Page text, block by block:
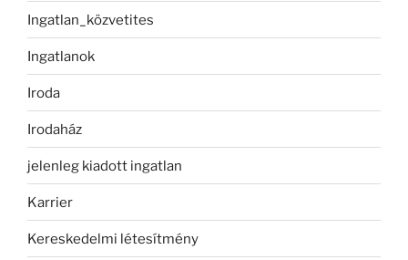
Ingatlan_közvetites
Ingatlanok
Iroda
Irodaház
jelenleg kiadott ingatlan
Karrier
Kereskedelmi létesítmény